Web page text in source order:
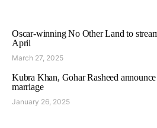
Oscar-winning No Other Land to
April
March 27, 2025
Kubra Khan, Gohar Rasheed
marriage
January 26, 2025